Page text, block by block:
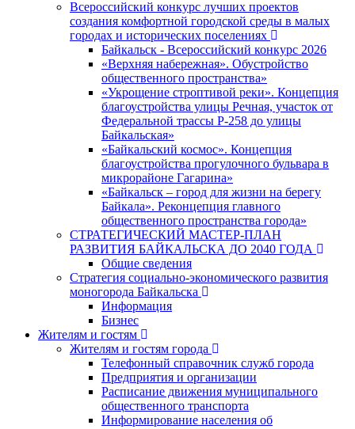
Всероссийский конкурс лучших проектов
создания комфортной городской среды в малых
городах и исторических поселениях
Байкальск - Всероссийский конкурс 2026
«Верхняя набережная». Обустройство
общественного пространства»
«Укрощение строптивой реки». Концепция
благоустройства улицы Речная, участок от
Федеральной трассы Р-258 до улицы
Байкальская»
«Байкальский космос». Концепция
благоустройства прогулочного бульвара в
микрорайоне Гагарина»
«Байкальск – город для жизни на берегу
Байкала». Реконцепция главного
общественного пространства города»
СТРАТЕГИЧЕСКИЙ МАСТЕР-ПЛАН
РАЗВИТИЯ БАЙКАЛЬСКА ДО 2040 ГОДА
Общие сведения
Стратегия социально-экономического развития
моногорода Байкальска
Информация
Бизнес
Жителям и гостям
Жителям и гостям города
Телефонный справочник служб города
Предприятия и организации
Расписание движения муниципального
общественного транспорта
Информирование населения об